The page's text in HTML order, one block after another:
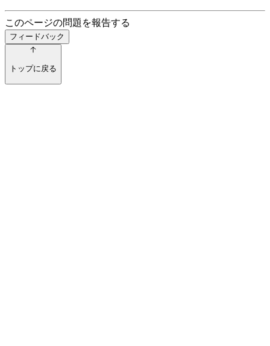
このページの問題を報告する
フィードバック
トップに戻る